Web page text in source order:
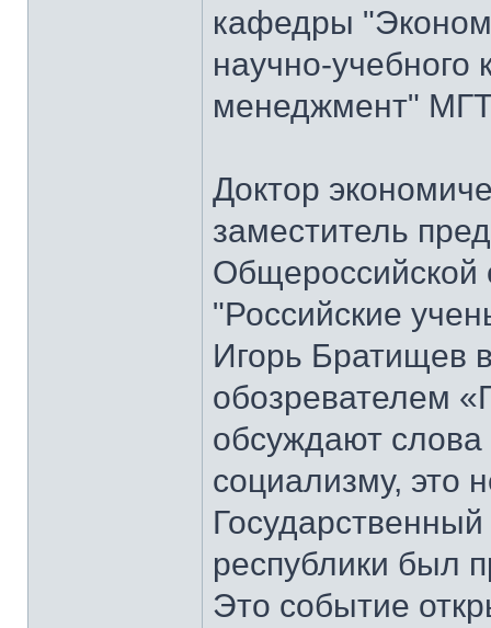
кафедры
научно-
менеджмент"
Доктор
заместитель
Общероссийской
"Российские
Игорь Братищев
обозревателем
обсуждают
социализму, это
республики был
Это событие